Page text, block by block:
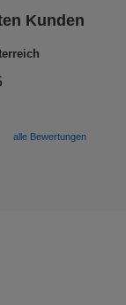
Kunden
alle Bewertungen